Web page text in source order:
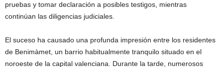
pruebas y tomar declaración a posibles testigos, mientras
continúan las diligencias judiciales.
El suceso ha causado una profunda impresión entre los residentes
de Benimàmet, un barrio habitualmente tranquilo situado en el
noroeste de la capital valenciana. Durante la tarde, numerosos